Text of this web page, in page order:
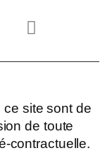
site sont de
de toute
contractuelle.